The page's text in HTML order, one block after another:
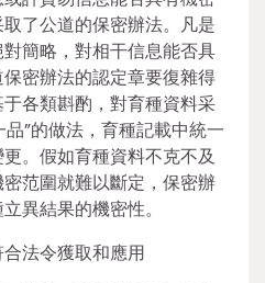
了公道的保密辦法。凡是
簡略，對相干信息能否具
密辦法的認定章要復雜得
各類斟酌，對育種資料采
品”的做法，育種記載中統一
。假如育種資料不克不及
范圍就難以斷定，保密辦
異結果的機密性。
合法令獲取和應用